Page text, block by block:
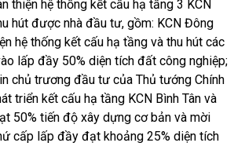
thiện hệ thống kết cấu hạ tầng 3 KCN
hút được nhà đầu tư, gồm: KCN Đông
hệ thống kết cấu hạ tầng và thu hút các
lấp đầy 50% diện tích đất công nghiệp;
chủ trương đầu tư của Thủ tướng Chính
triển kết cấu hạ tầng KCN Bình Tân và
50% tiến độ xây dựng cơ bản và mời
cấp lấp đầy đạt khoảng 25% diện tích